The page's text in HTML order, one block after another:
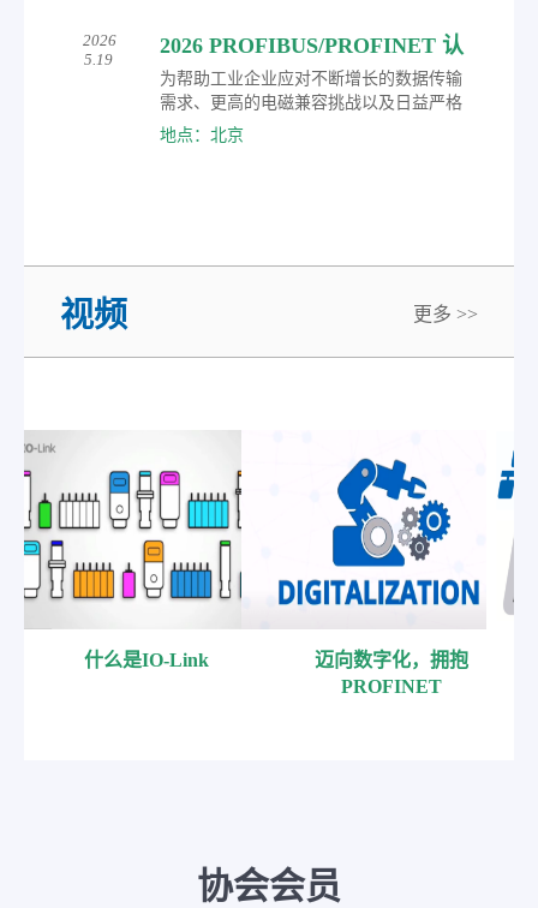
2026
5.19
2026 PROFIBUS/PROFINET 认
证工程师技术培训报名
为帮助工业企业应对不断增长的数据传输
需求、更高的电磁兼容挑战以及日益严格
的网络安全要求，盈速工业通讯技术（北
地点：北京
视频 更多 >>
什么是IO-Link
迈向数字化，拥抱
PROFINET
协会会员